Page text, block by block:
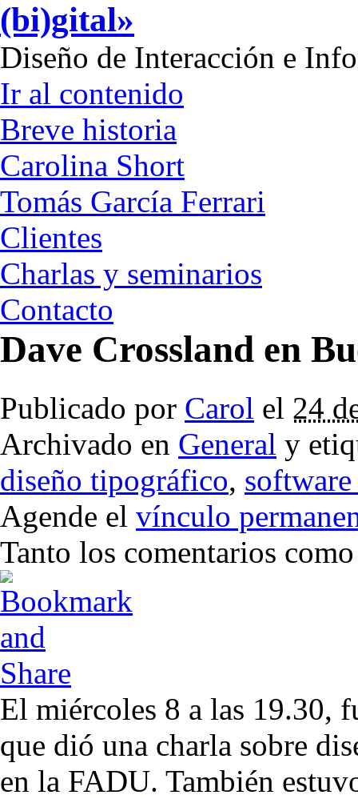
(bi)gital»
Diseño de Interacción e
Ir al contenido
Breve historia
Carolina Short
Tomás García Ferrari
Clientes
Charlas y seminarios
Contacto
Dave Crossland en
Publicado por Carol el 24
Archivado en General y
diseño tipográfico,
Agende el vínculo
Tanto los comentarios
El miércoles 8 a las 19.30,
que dió una charla sobre
en la FADU. También